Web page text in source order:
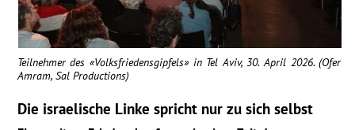
Teilnehmer des «Volksfriedensgipfels» in Tel Aviv, 30. April 2026. (Ofer
Amram, Sal Productions)
Die israelische Linke spricht nur zu sich selbst